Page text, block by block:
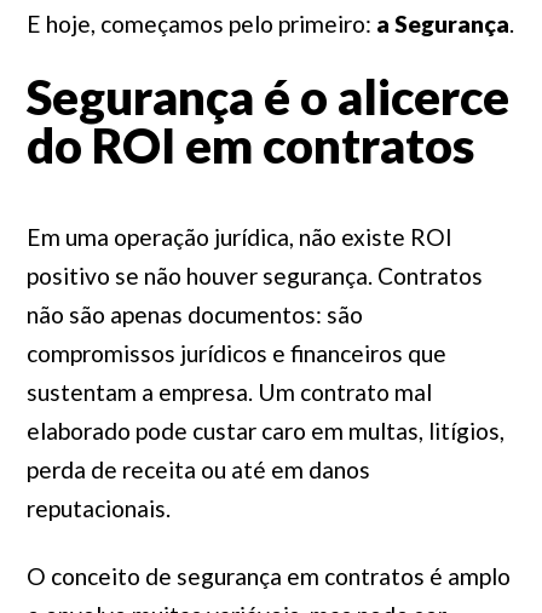
E hoje, começamos pelo primeiro: a Segurança.
Segurança é o alicerce
do ROI em contratos
Em uma operação jurídica, não existe ROI
positivo se não houver segurança. Contratos
não são apenas documentos: são
compromissos jurídicos e financeiros que
sustentam a empresa. Um contrato mal
elaborado pode custar caro em multas, litígios,
perda de receita ou até em danos
reputacionais.
O conceito de segurança em contratos é amplo